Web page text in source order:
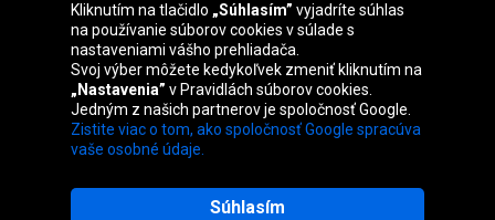
España France Italia Magyarország
Nederland Österreich Polska
United
Kingdom
Kliknutím na tlačidlo „Súhlasím” vyjadríte súhlas
na používanie súborov cookies v súlade s
nastaveniami vášho prehliadača.
Svoj výber môžete kedykoľvek zmeniť kliknutím na
„Nastavenia” v Pravidlách súborov cookies.
Jedným z našich partnerov je spoločnosť Google.
Zistite viac o tom, ako spoločnosť Google spracúva
vaše osobné údaje.
Súhlasím